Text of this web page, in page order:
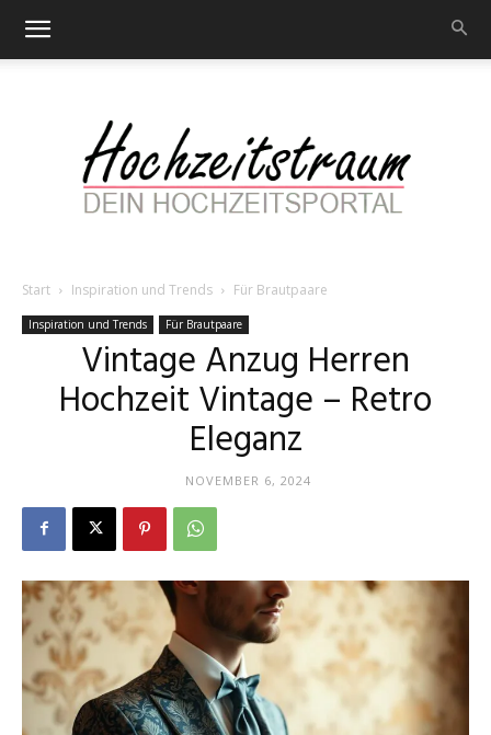
Hochzeitstraum
–
Portal
rund
Start Inspiration und Trends Für Brautpaare
Inspiration und Trends Für Brautpaare
Vintage Anzug Herren
Hochzeit Vintage – Retro
Eleganz
NOVEMBER 6, 2024